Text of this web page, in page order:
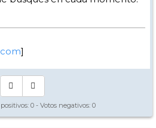
]
0 - Votos negativos: 0